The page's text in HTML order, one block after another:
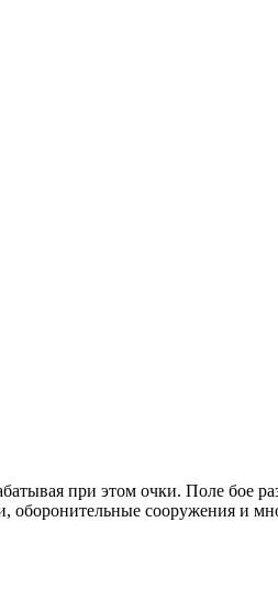
при этом очки. Поле бое
оборонительные сооружения и